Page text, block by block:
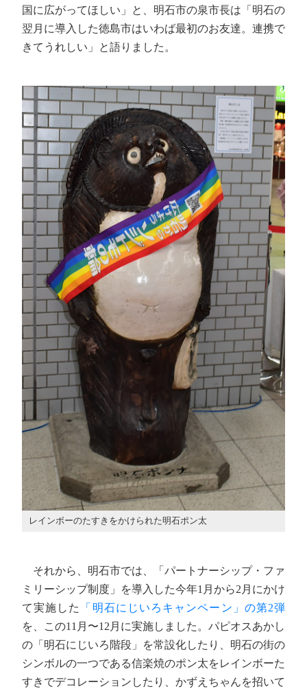
国に広がってほしい」と、明石市の泉市長は「明石の
翌月に導入した徳島市はいわば最初のお友達。連携で
きてうれしい」と語りました。
レインボーのたすきをかけられた明石ポン太
それから、明石市では、「パートナーシップ・ファ
ミリーシップ制度」を導入した今年1月から2月にかけ
て実施した
「明石にじいろキャンペーン」の第2弾
を、この11月〜12月に実施しました。パピオスあかし
の「明石にじいろ階段」を常設化したり、明石の街の
シンボルの一つである信楽焼のポン太をレインボーた
すきでデコレーションしたり、かずえちゃんを招いて